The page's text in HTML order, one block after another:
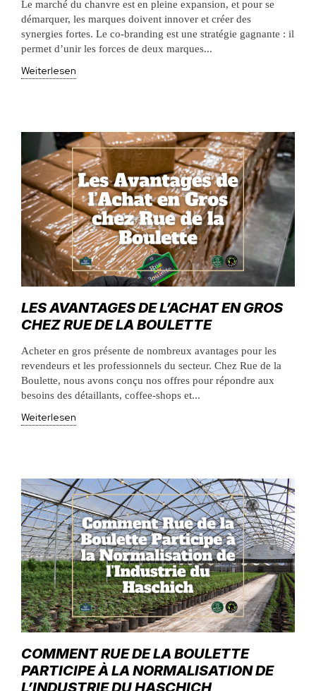
Le marché du chanvre est en pleine expansion, et pour se
démarquer, les marques doivent innover et créer des
synergies fortes. Le co-branding est une stratégie gagnante : il
permet d’unir les forces de deux marques...
Weiterlesen
LES AVANTAGES DE L’ACHAT EN GROS
CHEZ RUE DE LA BOULETTE
Acheter en gros présente de nombreux avantages pour les
revendeurs et les professionnels du secteur. Chez Rue de la
Boulette, nous avons conçu nos offres pour répondre aux
besoins des détaillants, coffee-shops et...
Weiterlesen
COMMENT RUE DE LA BOULETTE
PARTICIPE À LA NORMALISATION DE
L’INDUSTRIE DU HASCHICH